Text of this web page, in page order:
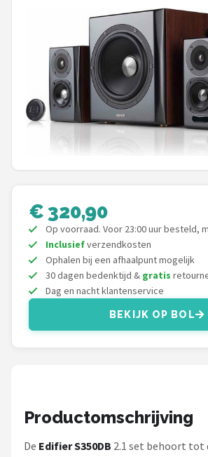
Samsung
Shop
POPULAIRE MERKEN
Power Dynamics
Soundskins
Teufel
ArtSound
JBL
Dali
Ultimea
€ 320,90
Op voorraad. Voor 23:00 uur besteld,
Inclusiefverzendkosten
Ophalen bij een afhaalpunt mogelijk
30 dagen bedenktijd & gratis
Dag en nacht klantenservice
BEKIJK OP BOL
Productomschrijving
De Edifier S350DB 2.1 set behoort tot